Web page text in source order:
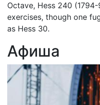
Octave, Hess 240
exercises, though one
as Hess 30.
Афиша